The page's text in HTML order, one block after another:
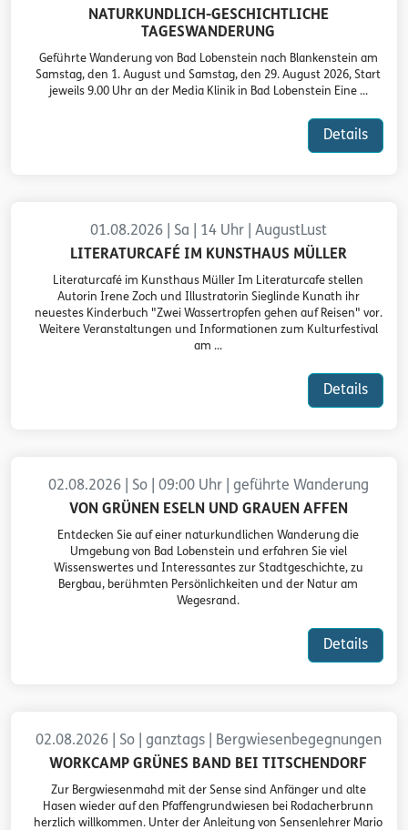
NATURKUNDLICH-GESCHICHTLICHE
TAGESWANDERUNG
Geführte Wanderung von Bad Lobenstein nach Blankenstein am
Samstag, den 1. August und Samstag, den 29. August 2026, Start
jeweils 9.00 Uhr an der Media Klinik in Bad Lobenstein Eine ...
Details
01.08.2026 | Sa | 14 Uhr | AugustLust
LITERATURCAFÉ IM KUNSTHAUS MÜLLER
Literaturcafé im Kunsthaus Müller Im Literaturcafe stellen
Autorin Irene Zoch und Illustratorin Sieglinde Kunath ihr
neuestes Kinderbuch "Zwei Wassertropfen gehen auf Reisen" vor.
Weitere Veranstaltungen und Informationen zum Kulturfestival
am ...
Details
02.08.2026 | So | 09:00 Uhr | geführte Wanderung
VON GRÜNEN ESELN UND GRAUEN AFFEN
Entdecken Sie auf einer naturkundlichen Wanderung die
Umgebung von Bad Lobenstein und erfahren Sie viel
Wissenswertes und Interessantes zur Stadtgeschichte, zu
Bergbau, berühmten Persönlichkeiten und der Natur am
Wegesrand.
Details
02.08.2026 | So | ganztags | Bergwiesenbegegnungen
WORKCAMP GRÜNES BAND BEI TITSCHENDORF
Zur Bergwiesenmahd mit der Sense sind Anfänger und alte
Hasen wieder auf den Pfaffengrundwiesen bei Rodacherbrunn
herzlich willkommen. Unter der Anleitung von Sensenlehrer Mario